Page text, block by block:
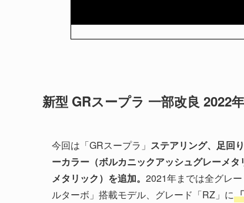
新型 GRスープラ 一部改良 2022
今回は「GRスープラ」 ステアリング、足回
ーカラー（ボルカニックアッシュグレーメ
メタリック）を追加。 2021年までは全グレ
ルターボ」搭載モデル、グレード「RZ」に